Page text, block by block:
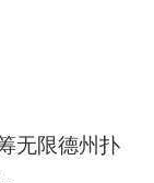
无限德州扑